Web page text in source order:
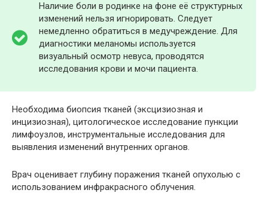
Наличие боли в родинке на фоне её структурных
изменений нельзя игнорировать. Следует
немедленно обратиться в медучреждение. Для
диагностики меланомы используется
визуальный осмотр невуса, проводятся
исследования крови и мочи пациента.
Необходима биопсия тканей (эксцизиозная и
инцизиозная), цитологическое исследование пункции
лимфоузлов, инструментальные исследования для
выявления изменений внутренних органов.
Врач оценивает глубину поражения тканей опухолью с
использованием инфракрасного облучения.